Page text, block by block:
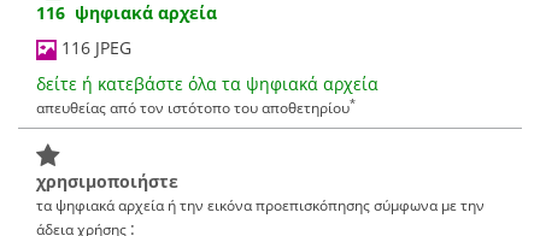
116 ψηφιακά αρχεία
116 JPEG
δείτε ή κατεβάστε όλα τα ψηφιακά αρχεία
απευθείας από τον ιστότοπο του αποθετηρίου*
χρησιμοποιήστε
τα ψηφιακά αρχεία ή την εικόνα προεπισκόπησης σύμφωνα με την
άδεια χρήσης :